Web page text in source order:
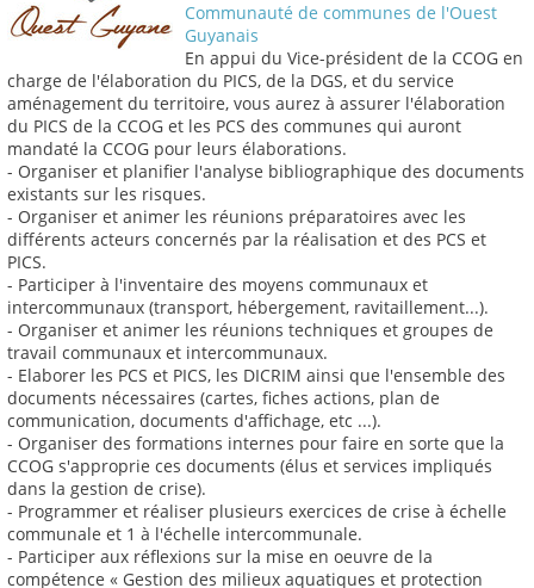
Communauté de communes de l'Ouest
Guyanais
En appui du Vice-président de la CCOG en
charge de l'élaboration du PICS, de la DGS, et du service
aménagement du territoire, vous aurez à assurer l'élaboration
du PICS de la CCOG et les PCS des communes qui auront
mandaté la CCOG pour leurs élaborations.
- Organiser et planifier l'analyse bibliographique des documents
existants sur les risques.
- Organiser et animer les réunions préparatoires avec les
différents acteurs concernés par la réalisation et des PCS et
PICS.
- Participer à l'inventaire des moyens communaux et
intercommunaux (transport, hébergement, ravitaillement...).
- Organiser et animer les réunions techniques et groupes de
travail communaux et intercommunaux.
- Elaborer les PCS et PICS, les DICRIM ainsi que l'ensemble des
documents nécessaires (cartes, fiches actions, plan de
communication, documents d'affichage, etc ...).
- Organiser des formations internes pour faire en sorte que la
CCOG s'approprie ces documents (élus et services impliqués
dans la gestion de crise).
- Programmer et réaliser plusieurs exercices de crise à échelle
communale et 1 à l'échelle intercommunale.
- Participer aux réflexions sur la mise en oeuvre de la
compétence « Gestion des milieux aquatiques et protection